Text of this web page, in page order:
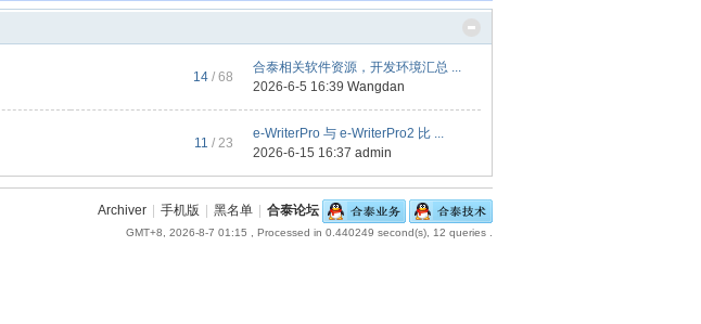
14 / 68
合泰相关软件资源，开发环境汇总 ...
2026-6-5 16:39 Wangdan
11 / 23
e-WriterPro 与 e-WriterPro2 比 ...
2026-6-15 16:37 admin
Archiver 手机版 黑名单 合泰论坛
GMT+8, 2026-8-7 01:15 , Processed in 0.440249 second(s), 12 queries .